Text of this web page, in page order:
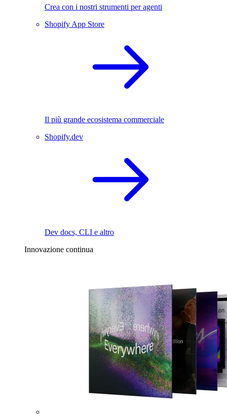
Crea con i nostri strumenti per agenti
Shopify App Store
Il più grande ecosistema commerciale
Shopify.dev
Dev docs, CLI e altro
Innovazione continua